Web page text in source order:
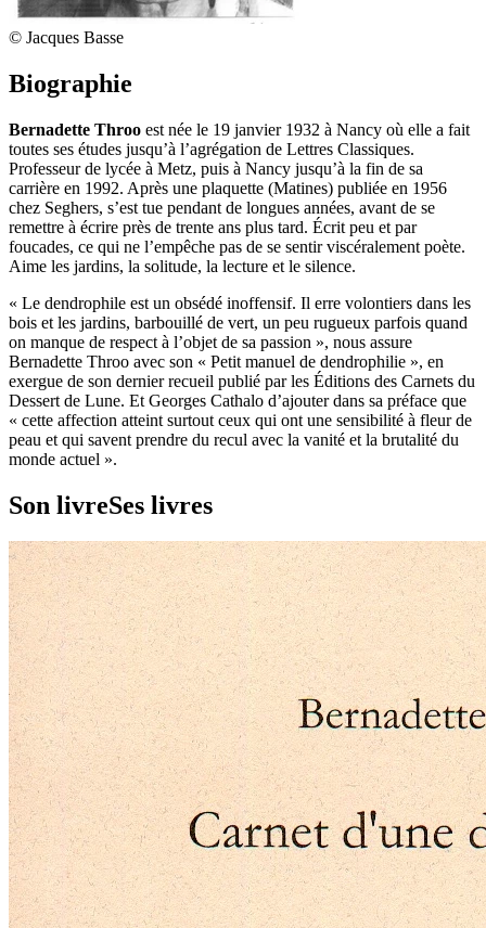
© Jacques Basse
Biographie
Bernadette Throo est née le 19 janvier 1932 à Nancy où elle a fait
toutes ses études jusqu’à l’agrégation de Lettres Classiques.
Professeur de lycée à Metz, puis à Nancy jusqu’à la fin de sa
carrière en 1992. Après une plaquette (Matines) publiée en 1956
chez Seghers, s’est tue pendant de longues années, avant de se
remettre à écrire près de trente ans plus tard. Écrit peu et par
foucades, ce qui ne l’empêche pas de se sentir viscéralement poète.
Aime les jardins, la solitude, la lecture et le silence.
« Le dendrophile est un obsédé inoffensif. Il erre volontiers dans les
bois et les jardins, barbouillé de vert, un peu rugueux parfois quand
on manque de respect à l’objet de sa passion », nous assure
Bernadette Throo avec son « Petit manuel de dendrophilie », en
exergue de son dernier recueil publié par les Éditions des Carnets du
Dessert de Lune. Et Georges Cathalo d’ajouter dans sa préface que
« cette affection atteint surtout ceux qui ont une sensibilité à fleur de
peau et qui savent prendre du recul avec la vanité et la brutalité du
monde actuel ».
Son livreSes livres